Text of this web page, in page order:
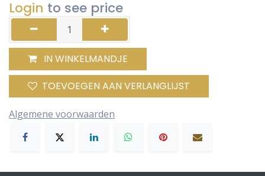
Login to see price
IN WINKELMANDJE
TOEVOEGEN AAN VERLANGLIJST
Algemene voorwaarden